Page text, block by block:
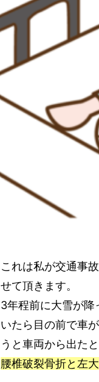
これは私が交通事
せて頂きます。
3年程前に大雪が降
いたら目の前で車
うと車両から出た
腰椎破裂骨折と左